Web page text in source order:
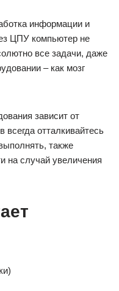
информации и
ЦПУ компьютер не
все задачи, даже
– как мозг
зависит от
отталкивайтесь
также
на случай увеличения